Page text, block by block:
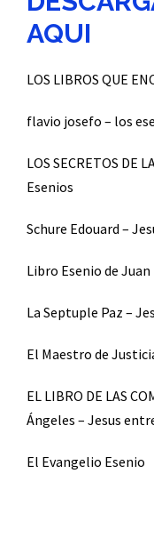
AQUI
LOS LIBROS QUE
flavio josefo – los
LOS SECRETOS DE
Esenios
Schure Edouard –
Libro Esenio de
La Septuple Paz –
El Maestro de
EL LIBRO DE LAS
Ángeles – Jesus
El Evangelio Esenio